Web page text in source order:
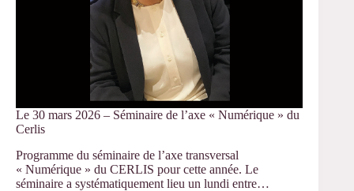
Le 30 mars 2026 – Séminaire de l’axe « Numérique » du
Cerlis
Programme du séminaire de l’axe transversal
« Numérique » du CERLIS pour cette année. Le
séminaire a systématiquement lieu un lundi entre…